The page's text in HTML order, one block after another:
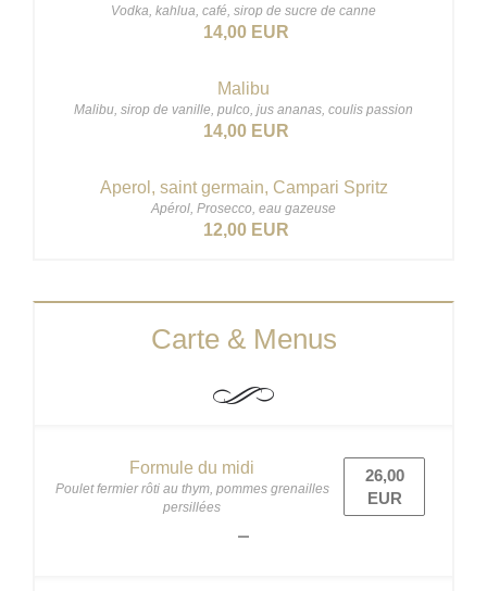
Vodka, kahlua, café, sirop de sucre de canne
14,00 EUR
Malibu
Malibu, sirop de vanille, pulco, jus ananas, coulis passion
14,00 EUR
Aperol, saint germain, Campari Spritz
Apérol, Prosecco, eau gazeuse
12,00 EUR
Carte & Menus
Formule du midi
Poulet fermier rôti au thym, pommes grenailles
persillées
26,00
EUR